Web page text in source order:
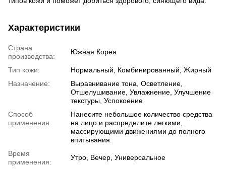
Характеристики
Страна
производства:
Южная Корея
Тип кожи:
Нормальный, Комбинированный, Жирный
Назначение:
Выравнивание тона, Осветление,
Отшелушивание, Увлажнение, Улучшение
текстуры, Успокоение
Способ
применения
Нанесите небольшое количество средства
на лицо и распределите легкими,
массирующими движениями до полного
впитывания.
Время
применения:
Утро, Вечер, Универсальное